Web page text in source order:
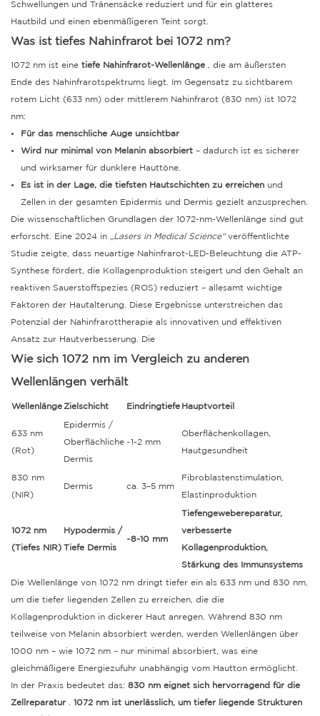
Schwellungen und Tränensäcke reduziert und für ein glatteres
Hautbild und einen ebenmäßigeren Teint sorgt.
Was ist tiefes Nahinfrarot bei 1072 nm?
1072 nm ist eine tiefe Nahinfrarot-Wellenlänge , die am äußersten
Ende des Nahinfrarotspektrums liegt. Im Gegensatz zu sichtbarem
rotem Licht (633 nm) oder mittlerem Nahinfrarot (830 nm) ist 1072
nm:
Für das menschliche Auge unsichtbar
Wird nur minimal von Melanin absorbiert – dadurch ist es sicherer
und wirksamer für dunklere Hauttöne.
Es ist in der Lage, die tiefsten Hautschichten zu erreichen und
Zellen in der gesamten Epidermis und Dermis gezielt anzusprechen.
Die wissenschaftlichen Grundlagen der 1072-nm-Wellenlänge sind gut
erforscht. Eine 2024 in „Lasers in Medical Science“veröffentlichte
Studie zeigte, dass neuartige Nahinfrarot-LED-Beleuchtung die ATP-
Synthese fördert, die Kollagenproduktion steigert und den Gehalt an
reaktiven Sauerstoffspezies (ROS) reduziert – allesamt wichtige
Faktoren der Hautalterung. Diese Ergebnisse unterstreichen das
Potenzial der Nahinfrarottherapie als innovativen und effektiven
Ansatz zur Hautverbesserung. Die
Wie sich 1072 nm im Vergleich zu anderen
Wellenlängen verhält
WellenlängeZielschicht Eindringtiefe Hauptvorteil
633 nm
(Rot)
Epidermis /
Oberflächliche
Dermis
~1-2 mm
Oberflächenkollagen,
Hautgesundheit
830 nm
(NIR)
Dermis ca. 3–5 mm
Fibroblastenstimulation,
Elastinproduktion
1072 nm
(Tiefes NIR)
Hypodermis /
Tiefe Dermis
~8-10 mm
Tiefengewebereparatur,
verbesserte
Kollagenproduktion,
Stärkung des Immunsystems
Die Wellenlänge von 1072 nm dringt tiefer ein als 633 nm und 830 nm,
um die tiefer liegenden Zellen zu erreichen, die die
Kollagenproduktion in dickerer Haut anregen. Während 830 nm
teilweise von Melanin absorbiert werden, werden Wellenlängen über
1000 nm – wie 1072 nm – nur minimal absorbiert, was eine
gleichmäßigere Energiezufuhr unabhängig vom Hautton ermöglicht.
In der Praxis bedeutet das: 830 nm eignet sich hervorragend für die
Zellreparatur . 1072 nm ist unerlässlich, um tiefer liegende Strukturen